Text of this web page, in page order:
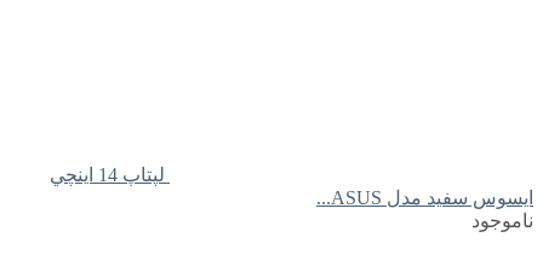
لپتاپ 14 اينچي
ايسوس سفید مدل ASUS...
ناموجود